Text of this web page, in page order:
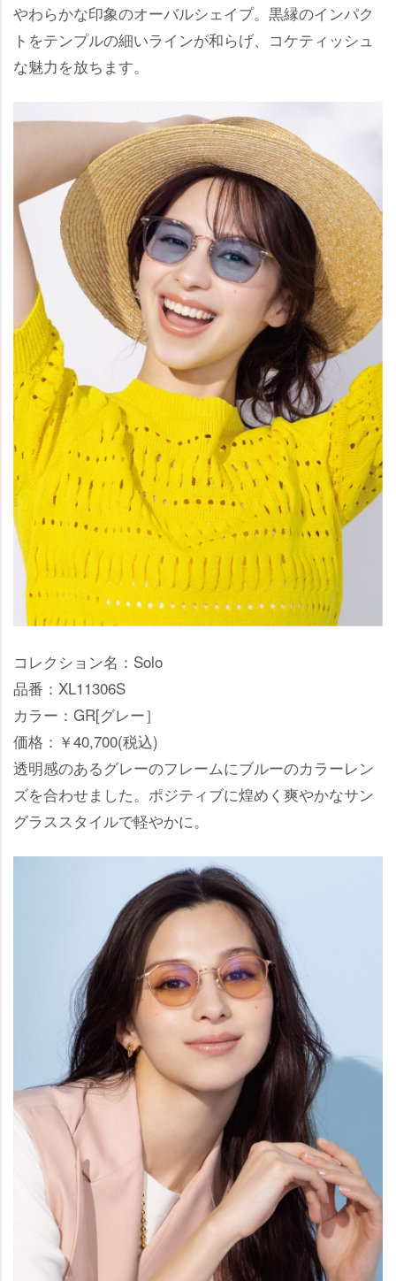
わらかな印象のオーバルシェイプ。黒縁のインパク
トをテンプルの細いラインが和らげ、コケティッシュ
な魅力を放ちます。
コレクション名：Solo
品番：XL11306S
カラー：GR[グレー］
価格：￥40,700(税込)
透明感のあるグレーのフレームにブルーのカラーレン
ズを合わせました。ポジティブに煌めく爽やかなサン
グラススタイルで軽やかに。